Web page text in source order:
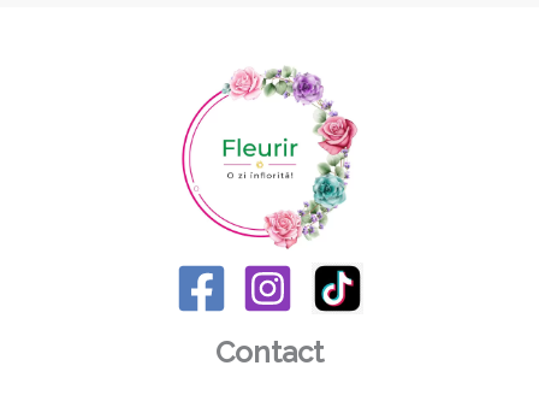
Contact